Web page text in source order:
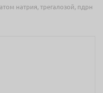
натрия, трегалозой, пдрн